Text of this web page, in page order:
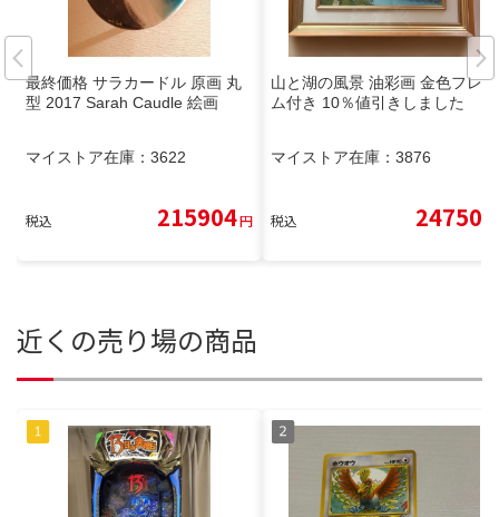
最終価格 サラカードル 原画 丸
型 2017 Sarah Caudle 絵画
マイストア在庫： 3622
税込 215904円
山と湖の風景 油彩画 金色フレー
ム付き 10％値引きしました
マイストア在庫： 3876
税込 24750
近くの売り場の商品